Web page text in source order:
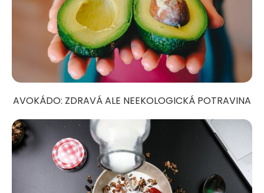
AVOKÁDO: ZDRAVÁ ALE NEEKOLOGICKÁ POTRAVINA